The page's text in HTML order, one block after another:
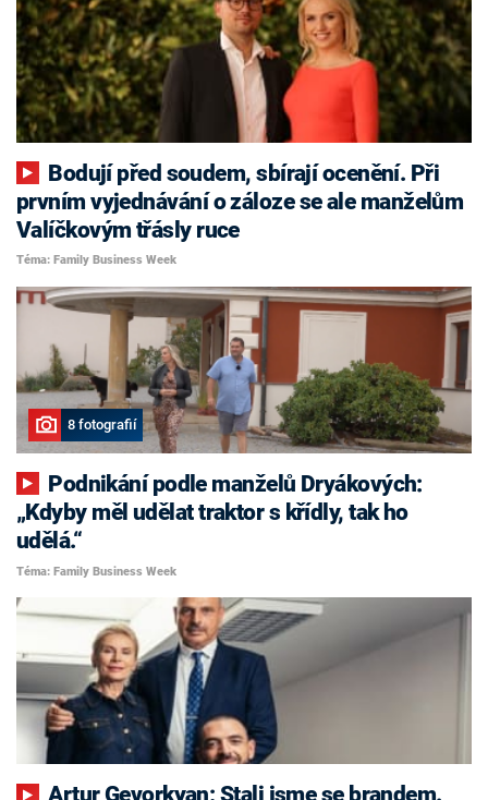
prvním vyjednávání o záloze se ale manželům
Valíčkovým třásly ruce
Téma: Family Business Week
8 fotografií
„Kdyby měl udělat traktor s křídly, tak ho
udělá.“
Téma: Family Business Week